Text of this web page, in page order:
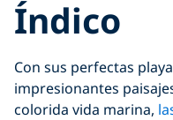
Índico
Con sus perfectas
impresionantes
colorida vida marina,